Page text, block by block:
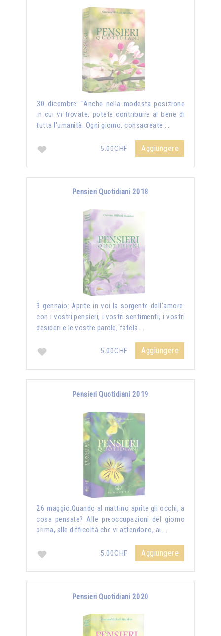
30 dicembre: "Anche nella modesta posizione
in cui vi trovate, potete contribuire al bene di
tutta l'umanità. Ogni giorno, consacreate …
5.00CHF Aggiungere
Pensieri Quotidiani 2018
9 gennaio: Aprite in voi la sorgente dell’amore:
con i vostri pensieri, i vostri sentimenti, i vostri
desideri e le vostre parole, fatela …
5.00CHF Aggiungere
Pensieri Quotidiani 2019
26 maggio:Quando al mattino aprite gli occhi, a
cosa pensate? Alle preoccupazioni del giorno
prima, alle difficoltà che vi attendono, ai …
5.00CHF Aggiungere
Pensieri Quotidiani 2020